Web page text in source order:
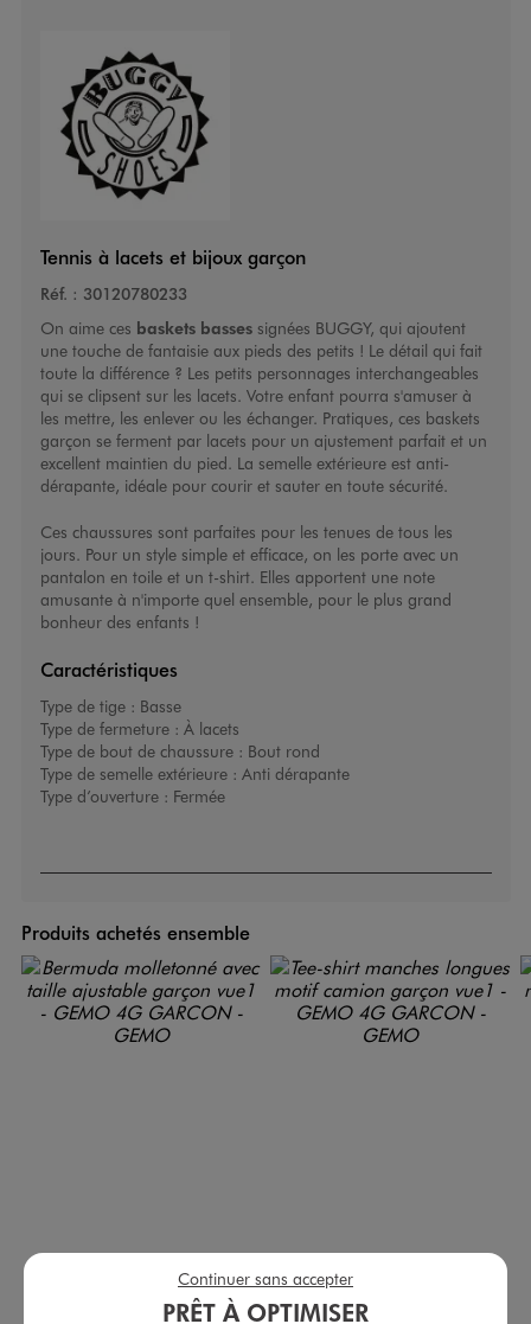
Tennis à lacets et bijoux garçon
Réf. : 30120780233
On aime ces baskets bassessignées BUGGY, qui ajoutent
une touche de fantaisie aux pieds des petits ! Le détail qui fait
toute la différence ? Les petits personnages interchangeables
qui se clipsent sur les lacets. Votre enfant pourra s'amuser à
les mettre, les enlever ou les échanger. Pratiques, ces baskets
garçon se ferment par lacets pour un ajustement parfait et un
excellent maintien du pied. La semelle extérieure est anti-
dérapante, idéale pour courir et sauter en toute sécurité.
Ces chaussures sont parfaites pour les tenues de tous les
jours. Pour un style simple et efficace, on les porte avec un
pantalon en toile et un t-shirt. Elles apportent une note
amusante à n'importe quel ensemble, pour le plus grand
bonheur des enfants !
Caractéristiques
Type de tige : Basse
Type de fermeture : À lacets
Type de bout de chaussure : Bout rond
Type de semelle extérieure : Anti dérapante
Type d’ouverture : Fermée
Produits achetés ensemble
Bermuda molletonné avec taille ajustable garçon Tee-shirt manches longues motif camion garçon
2,99 €
PRÊT À OPTIMISER
Continuer sans accepter